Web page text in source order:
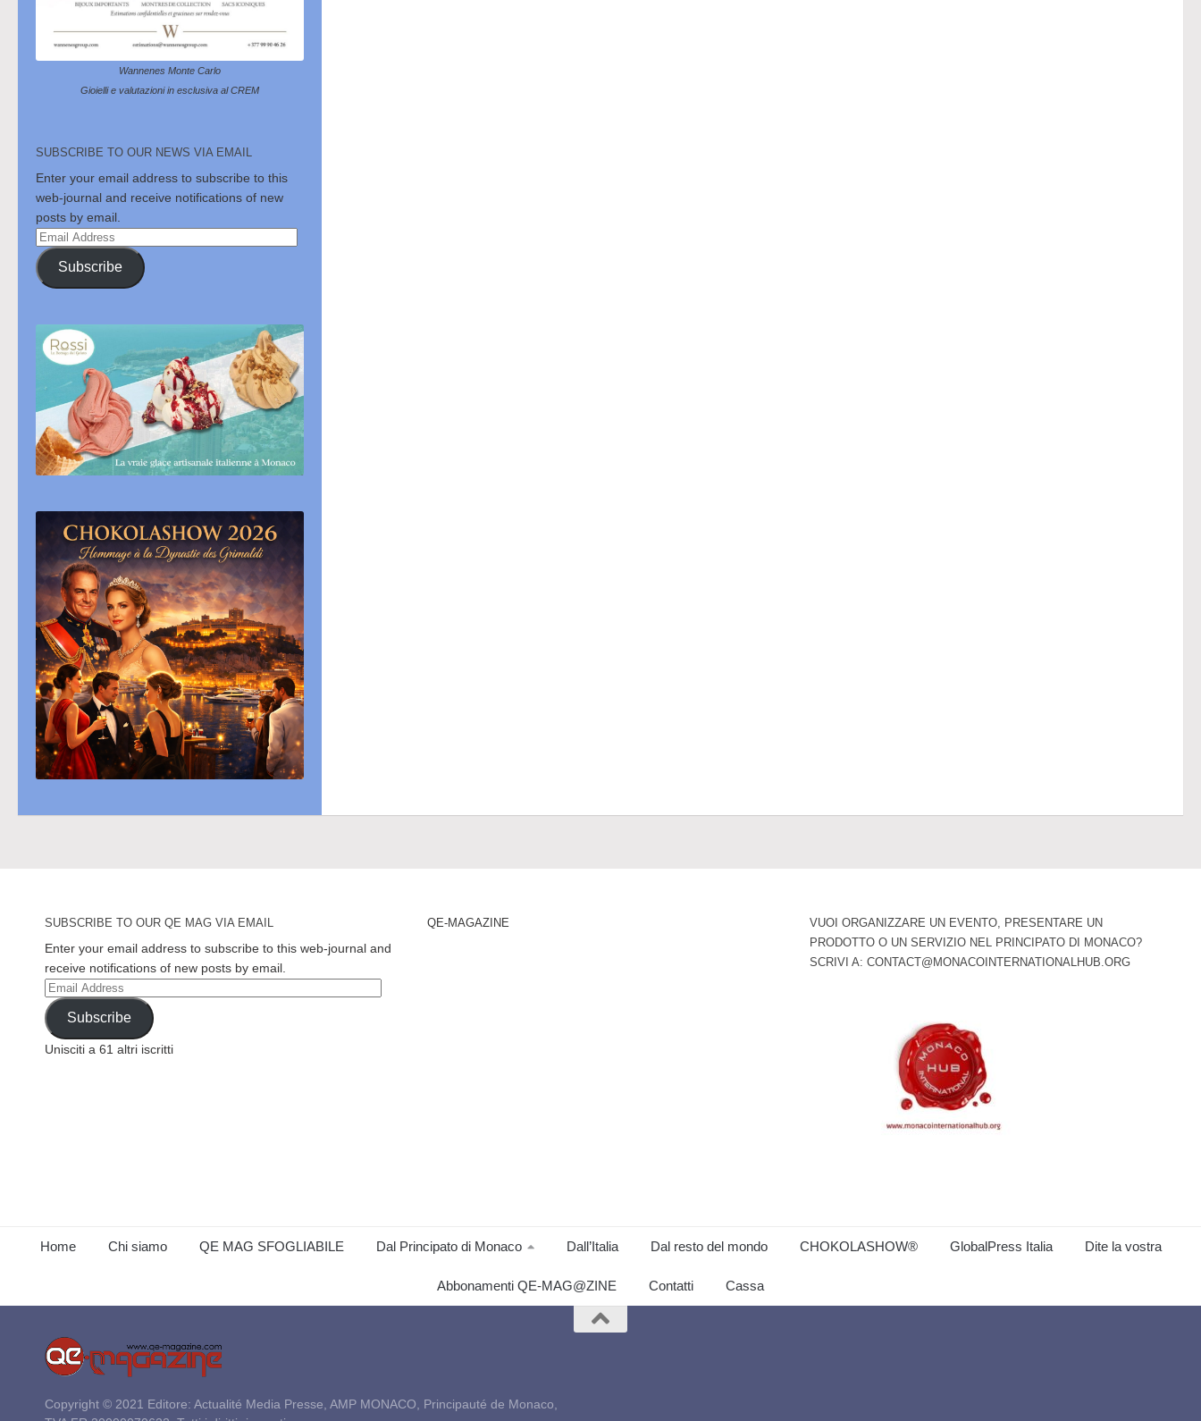
Wannenes Monte Carlo
Gioielli e valutazioni in esclusiva al CREM
SUBSCRIBE TO OUR NEWS VIA EMAIL
Enter your email address to subscribe to this
web-journal and receive notifications of new
posts by email.
Email
Address
Subscribe
SUBSCRIBE TO OUR QE MAG VIA EMAIL
Enter your email address to subscribe to this web-journal and
receive notifications of new posts by email.
Email
Address
Subscribe
Unisciti a 61 altri iscritti
QE-MAGAZINE
VUOI ORGANIZZARE UN EVENTO, PRESENTARE UN
PRODOTTO O UN SERVIZIO NEL PRINCIPATO DI MONACO?
SCRIVI A: CONTACT@MONACOINTERNATIONALHUB.ORG
Home Chi siamo QE MAG SFOGLIABILE Dal Principato di Monaco Dall’Italia Dal resto del mondo CHOKOLASHOW® GlobalPress Italia Dite la vostra
Abbonamenti QE-MAG@ZINE Contatti Cassa
Copyright © 2021 Editore: Actualité Media Presse, AMP MONACO, Principauté de Monaco,